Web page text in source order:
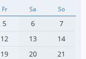
Fr Sa So
5 6
7
12 13
14
19 20
21